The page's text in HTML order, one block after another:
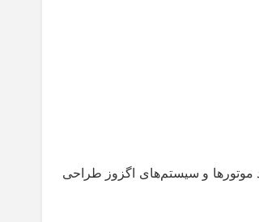
موتور‌ها و سیستم‌های اگزوز طراحی